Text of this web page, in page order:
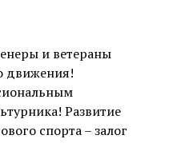
и ветераны
движения!
Развитие
спорта – залог